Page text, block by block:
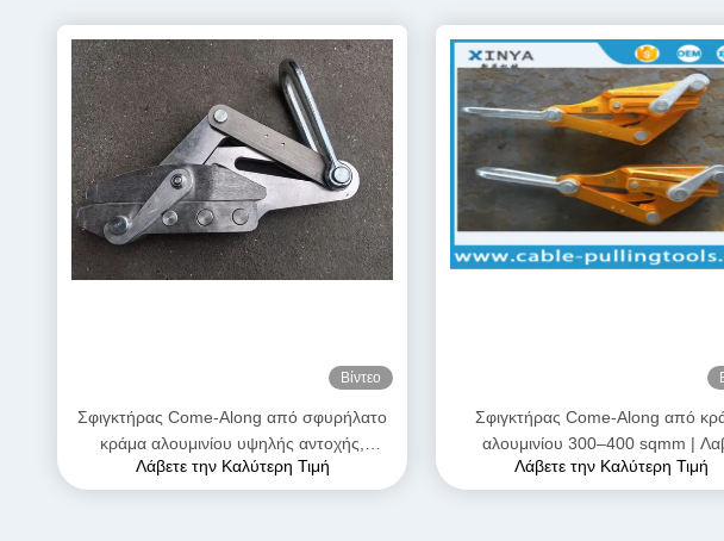
Βίντεο
Σφιγκτήρας Come-Along από σφυρήλατο
κράμα αλουμινίου υψηλής αντοχής,
μέγιστου ανοίγματος 28mm, με ανθεκτική
στη διάβρωση κατασκευή για αγωγούς
Λάβετε την Καλύτερη Τιμή
Σφιγκτήρας Come-Along από
αλουμινίου 300–400 sqmm |
γραμμής μεταφοράς για αγωγούς
AAAC
Λάβετε την Καλύτερη Τιμή